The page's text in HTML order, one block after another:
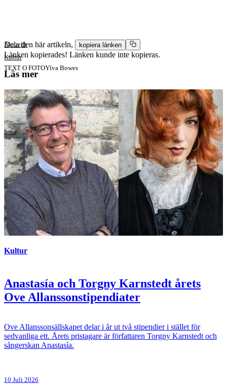
Aktuellt
Kultur
TEXT O FOTOYlva Bowes
Dela den här artikeln, kopiera länken
Länken kopierades! Länken kunde inte kopieras.
Läs mer
Kultur
Anastasía och Torgny Karnstedt årets
Ove Allanssonstipendiater
Ove Allanssonsällskapet delar i år ut två stipendier i stället för
sedvanliga ett. Årets pristagare är författaren Torgny Karnstedt och
sångerskan Anastasía.
10 Juli 2026